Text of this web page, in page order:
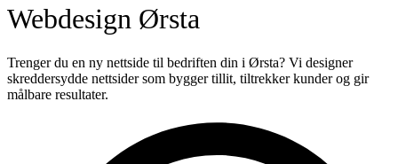
Webdesign Ørsta
Trenger du en ny nettside til bedriften din i Ørsta? Vi designer
skreddersydde nettsider som bygger tillit, tiltrekker kunder og gir
målbare resultater.